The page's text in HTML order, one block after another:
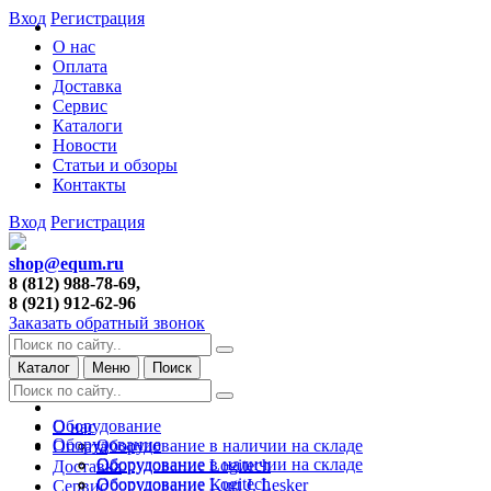
О нас
Оплата
Доставка
Сервис
Каталоги
Новости
Статьи и обзоры
Контакты
Вход Регистрация
Вход Регистрация
shop@equm.ru
8 (812) 988-78-69,
8 (921) 912-62-96
Заказать обратный звонок
Каталог Меню Поиск
О нас
Оплата
Доставка
Сервис
Оборудование
Оборудование в наличии на складе
Оборудование Logitech
Оборудование Kurt J. Lesker
Оборудование
Оборудование в наличии на складе
Оборудование Logitech